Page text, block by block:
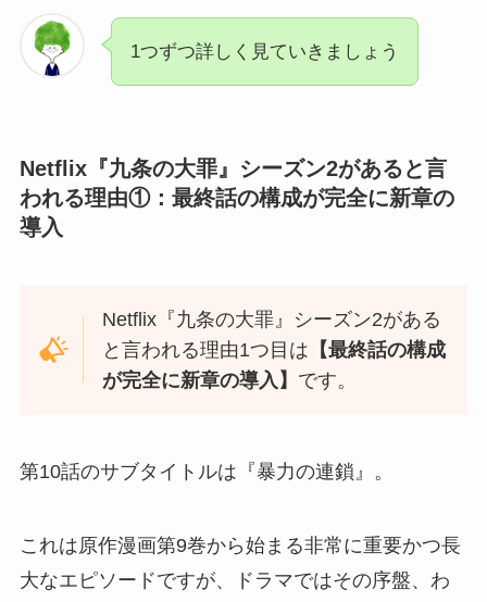
1つずつ詳しく見ていきましょう
Netflix『九条の大罪』シーズン2があると言
われる理由①：最終話の構成が完全に新章の
導入
Netflix『九条の大罪』シーズン2がある
と言われる理由1つ目は 【最終話の構成
が完全に新章の導入】 です。
第10話のサブタイトルは『暴力の連鎖』。
これは原作漫画第9巻から始まる非常に重要かつ長
大なエピソードですが、ドラマではその序盤、わ